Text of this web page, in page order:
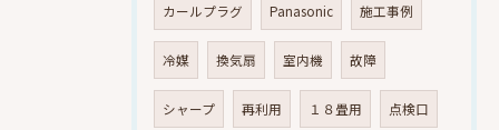
カールプラグ Panasonic 施工事例
冷媒 換気扇 室内機 故障
シャープ 再利用 １８畳用 点検口